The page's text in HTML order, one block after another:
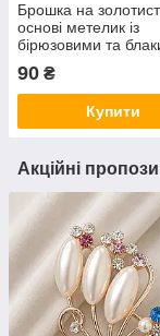
Брошка на
основі метелик із
бірюзовими та
кришталевими
розмір 35х30 мм
90 ₴
Купити
Акційні